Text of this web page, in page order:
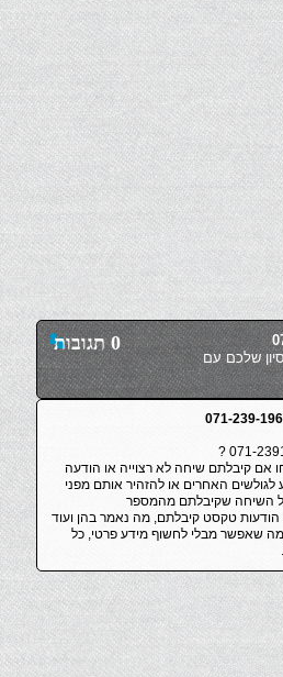
0 תגובות
שלכם עם
אם קיבלתם שיחה לא רצוייה או הודעה
האחרים או להזהיר אותם מפני
השיחה שקיבלתם מהמספר
או הודעות טקסט קיבלתם, מה נאמר בהן ועוד
מה שאפשר מבלי לחשוף מידע פרטי, כל